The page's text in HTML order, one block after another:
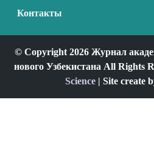
Контакты
© Copyright 2026 Журнал
нового Узбекистана All Rights
Science | Site create